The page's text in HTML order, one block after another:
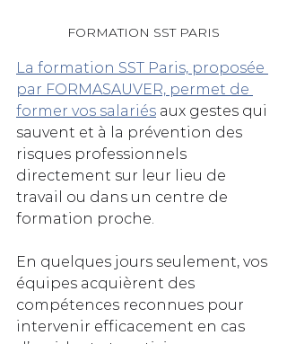
FORMATION SST PARIS
La formation SST Paris, proposée
par FORMASAUVER, permet de
former vos salariés aux gestes qui
sauvent et à la prévention des
risques professionnels
directement sur leur lieu de
travail ou dans un centre de
formation proche.
En quelques jours seulement, vos
équipes acquièrent des
compétences reconnues pour
intervenir efficacement en cas